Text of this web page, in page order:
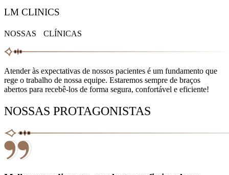
LM CLINICS
NOSSAS CLÍNICAS
Atender às expectativas de nossos pacientes é um fundamento que
rege o trabalho de nossa equipe. Estaremos sempre de braços
abertos para recebê-los de forma segura, confortável e eficiente!
NOSSAS PROTAGONISTAS